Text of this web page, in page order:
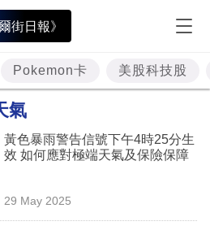
街日報》
Pokemon卡 美股科技股
氣
黃色暴雨警告信號下午4時25分生
效 如何應對極端天氣及保險保障
29 May 2025